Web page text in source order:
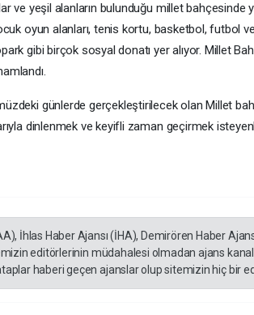
ve yeşil alanların bulunduğu millet bahçesinde
oyun alanları, tenis kortu, basketbol, futbol ve
gibi birçok sosyal donatı yer alıyor. Millet
günlerde gerçekleştirilecek olan Millet
dinlenmek ve keyifli zaman geçirmek
İhlas Haber Ajansı (İHA), Demirören Haber
editörlerinin müdahalesi olmadan ajans
haberi geçen ajanslar olup sitemizin hiç bir